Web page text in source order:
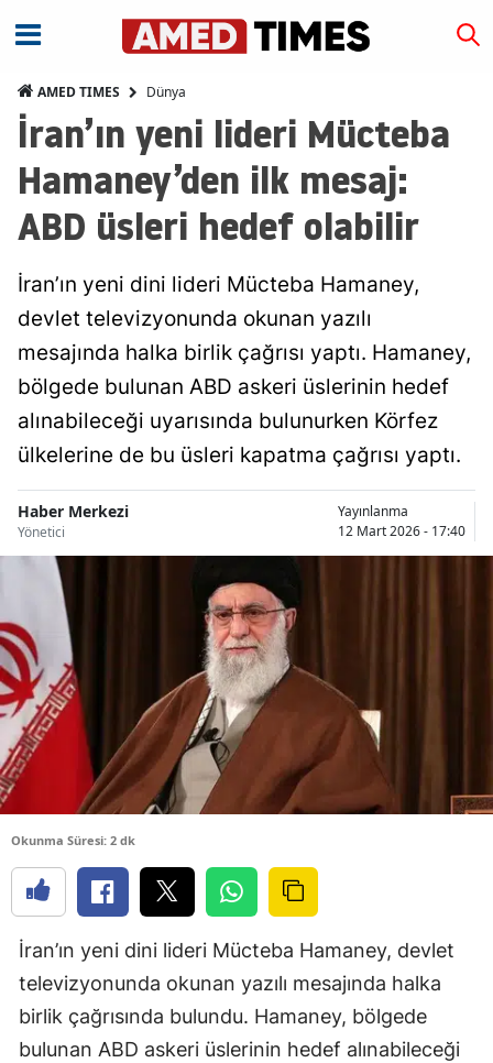
AMED TIMES Dünya
İran’ın yeni lideri Mücteba
Hamaney’den ilk mesaj:
ABD üsleri hedef olabilir
İran’ın yeni dini lideri Mücteba Hamaney,
devlet televizyonunda okunan yazılı
mesajında halka birlik çağrısı yaptı. Hamaney,
bölgede bulunan ABD askeri üslerinin hedef
alınabileceği uyarısında bulunurken Körfez
ülkelerine de bu üsleri kapatma çağrısı yaptı.
Haber Merkezi
Yönetici
Yayınlanma
12 Mart 2026 - 17:40
Okunma Süresi: 2 dk
İran’ın yeni dini lideri Mücteba Hamaney, devlet
televizyonunda okunan yazılı mesajında halka
birlik çağrısında bulundu. Hamaney, bölgede
bulunan ABD askeri üslerinin hedef alınabileceği